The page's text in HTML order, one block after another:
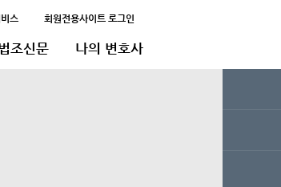
스 회원전용사이트 로그인
조신문 나의 변호사